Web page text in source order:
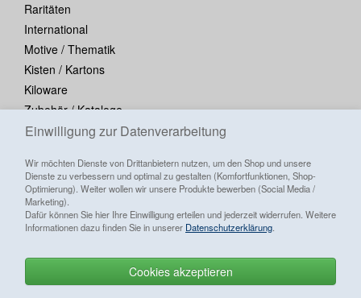
Einwilligung zur Datenverarbeitung
Wir möchten Dienste von Drittanbietern nutzen, um den Shop und unsere
Dienste zu verbessern und optimal zu gestalten (Komfortfunktionen, Shop-
Optimierung). Weiter wollen wir unsere Produkte bewerben (Social Media /
Marketing).
Dafür können Sie hier Ihre Einwilligung erteilen und jederzeit widerrufen. Weitere
Informationen dazu finden Sie in unserer Datenschutzerklärung
Cookies akzeptieren
Raritäten
International
Motive / Thematik
Kisten / Kartons
Kiloware
Zubehör / Kataloge
Blocks / Kleinbogen
Alle Preise inkl. ges. MwSt./ zzgl.Versandkosten